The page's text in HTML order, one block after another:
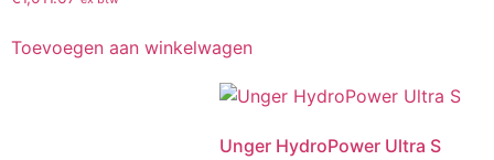
Toevoegen aan winkelwagen
Unger HydroPower Ultra S